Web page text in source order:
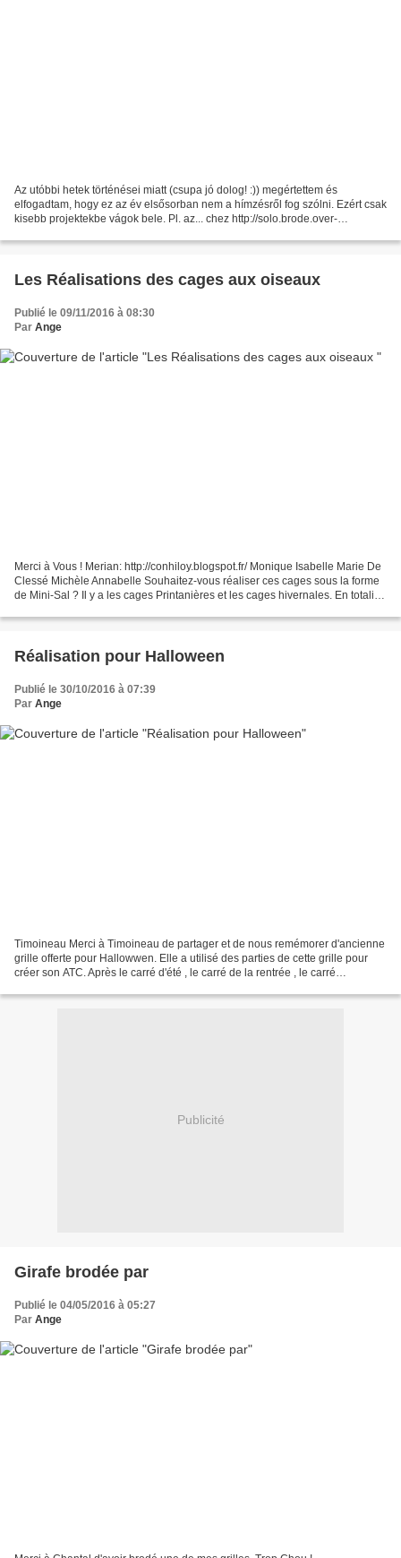
Az utóbbi hetek történései miatt (csupa jó dolog! :)) megértettem és
elfogadtam, hogy ez az év elsősorban nem a hímzésről fog szólni. Ezért csak
kisebb projektekbe vágok bele. Pl. az... chez http://solo.brode.over-
http://azu1.facilisimo.com/ima/i/3/b/81/gr_198002_6453469_327453.jpg...
Les Réalisations des cages aux oiseaux
Publié le 09/11/2016 à 08:30
Par Ange
Merci à Vous ! Merian: http://conhiloy.blogspot.fr/ Monique Isabelle Marie De
Clessé Michèle Annabelle Souhaitez-vous réaliser ces cages sous la forme
de Mini-Sal ? Il y a les cages Printanières et les cages hivernales. En totalité
Réalisation pour Halloween
Publié le 30/10/2016 à 07:39
Par Ange
Timoineau Merci à Timoineau de partager et de nous remémorer d'ancienne
grille offerte pour Hallowwen. Elle a utilisé des parties de cette grille pour
créer son ATC. Après le carré d'été , le carré de la rentrée , le carré
Publicité
Girafe brodée par
Publié le 04/05/2016 à 05:27
Par Ange